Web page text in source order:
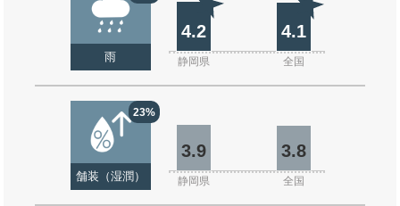
雨
4.2 4.1
静岡県 全国
23%
舗装（湿潤）
3.9 3.8
静岡県 全国